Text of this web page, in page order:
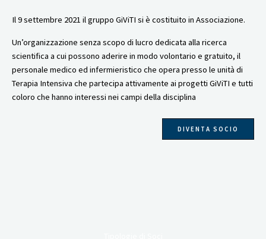
Il 9 settembre 2021 il gruppo GiViTI si è costituito in Associazione.
Un’organizzazione senza scopo di lucro dedicata alla ricerca
scientifica a cui possono aderire in modo volontario e gratuito, il
personale medico ed infermieristico che opera presso le unità di
Terapia Intensiva che partecipa attivamente ai progetti GiViTI e tutti
coloro che hanno interessi nei campi della disciplina
DIVENTA SOCIO